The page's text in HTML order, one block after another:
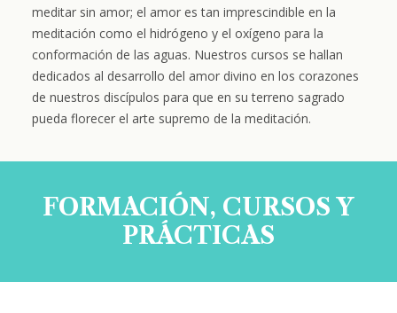
meditar sin amor; el amor es tan imprescindible en la
meditación como el hidrógeno y el oxígeno para la
conformación de las aguas. Nuestros cursos se hallan
dedicados al desarrollo del amor divino en los corazones
de nuestros discípulos para que en su terreno sagrado
pueda florecer el arte supremo de la meditación.
FORMACIÓN, CURSOS Y
PRÁCTICAS